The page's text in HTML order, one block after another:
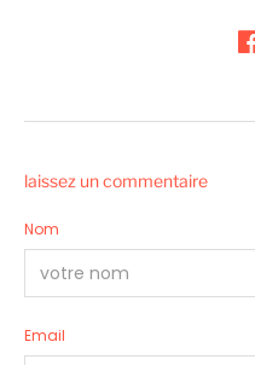
laissez un commentaire
Nom
Email